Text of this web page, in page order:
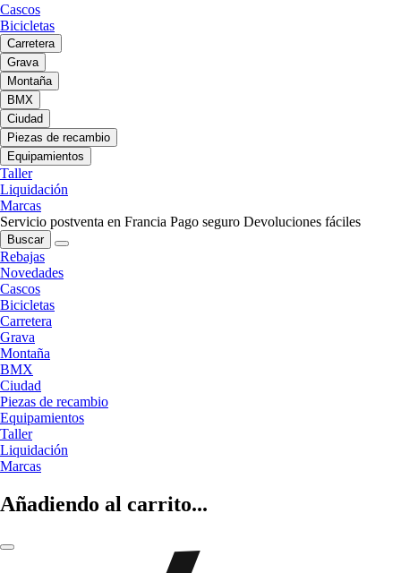
Cascos
Bicicletas
Carretera
Grava
Montaña
BMX
Ciudad
Piezas de recambio
Equipamientos
Taller
Liquidación
Marcas
Servicio postventa en Francia Pago seguro Devoluciones fáciles
Buscar
Rebajas
Novedades
Cascos
Bicicletas
Carretera
Grava
Montaña
BMX
Ciudad
Piezas de recambio
Equipamientos
Taller
Liquidación
Marcas
Añadiendo al carrito...